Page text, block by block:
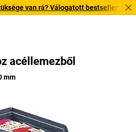
van rá? Válogatott bestseller
acéllemezből
mm